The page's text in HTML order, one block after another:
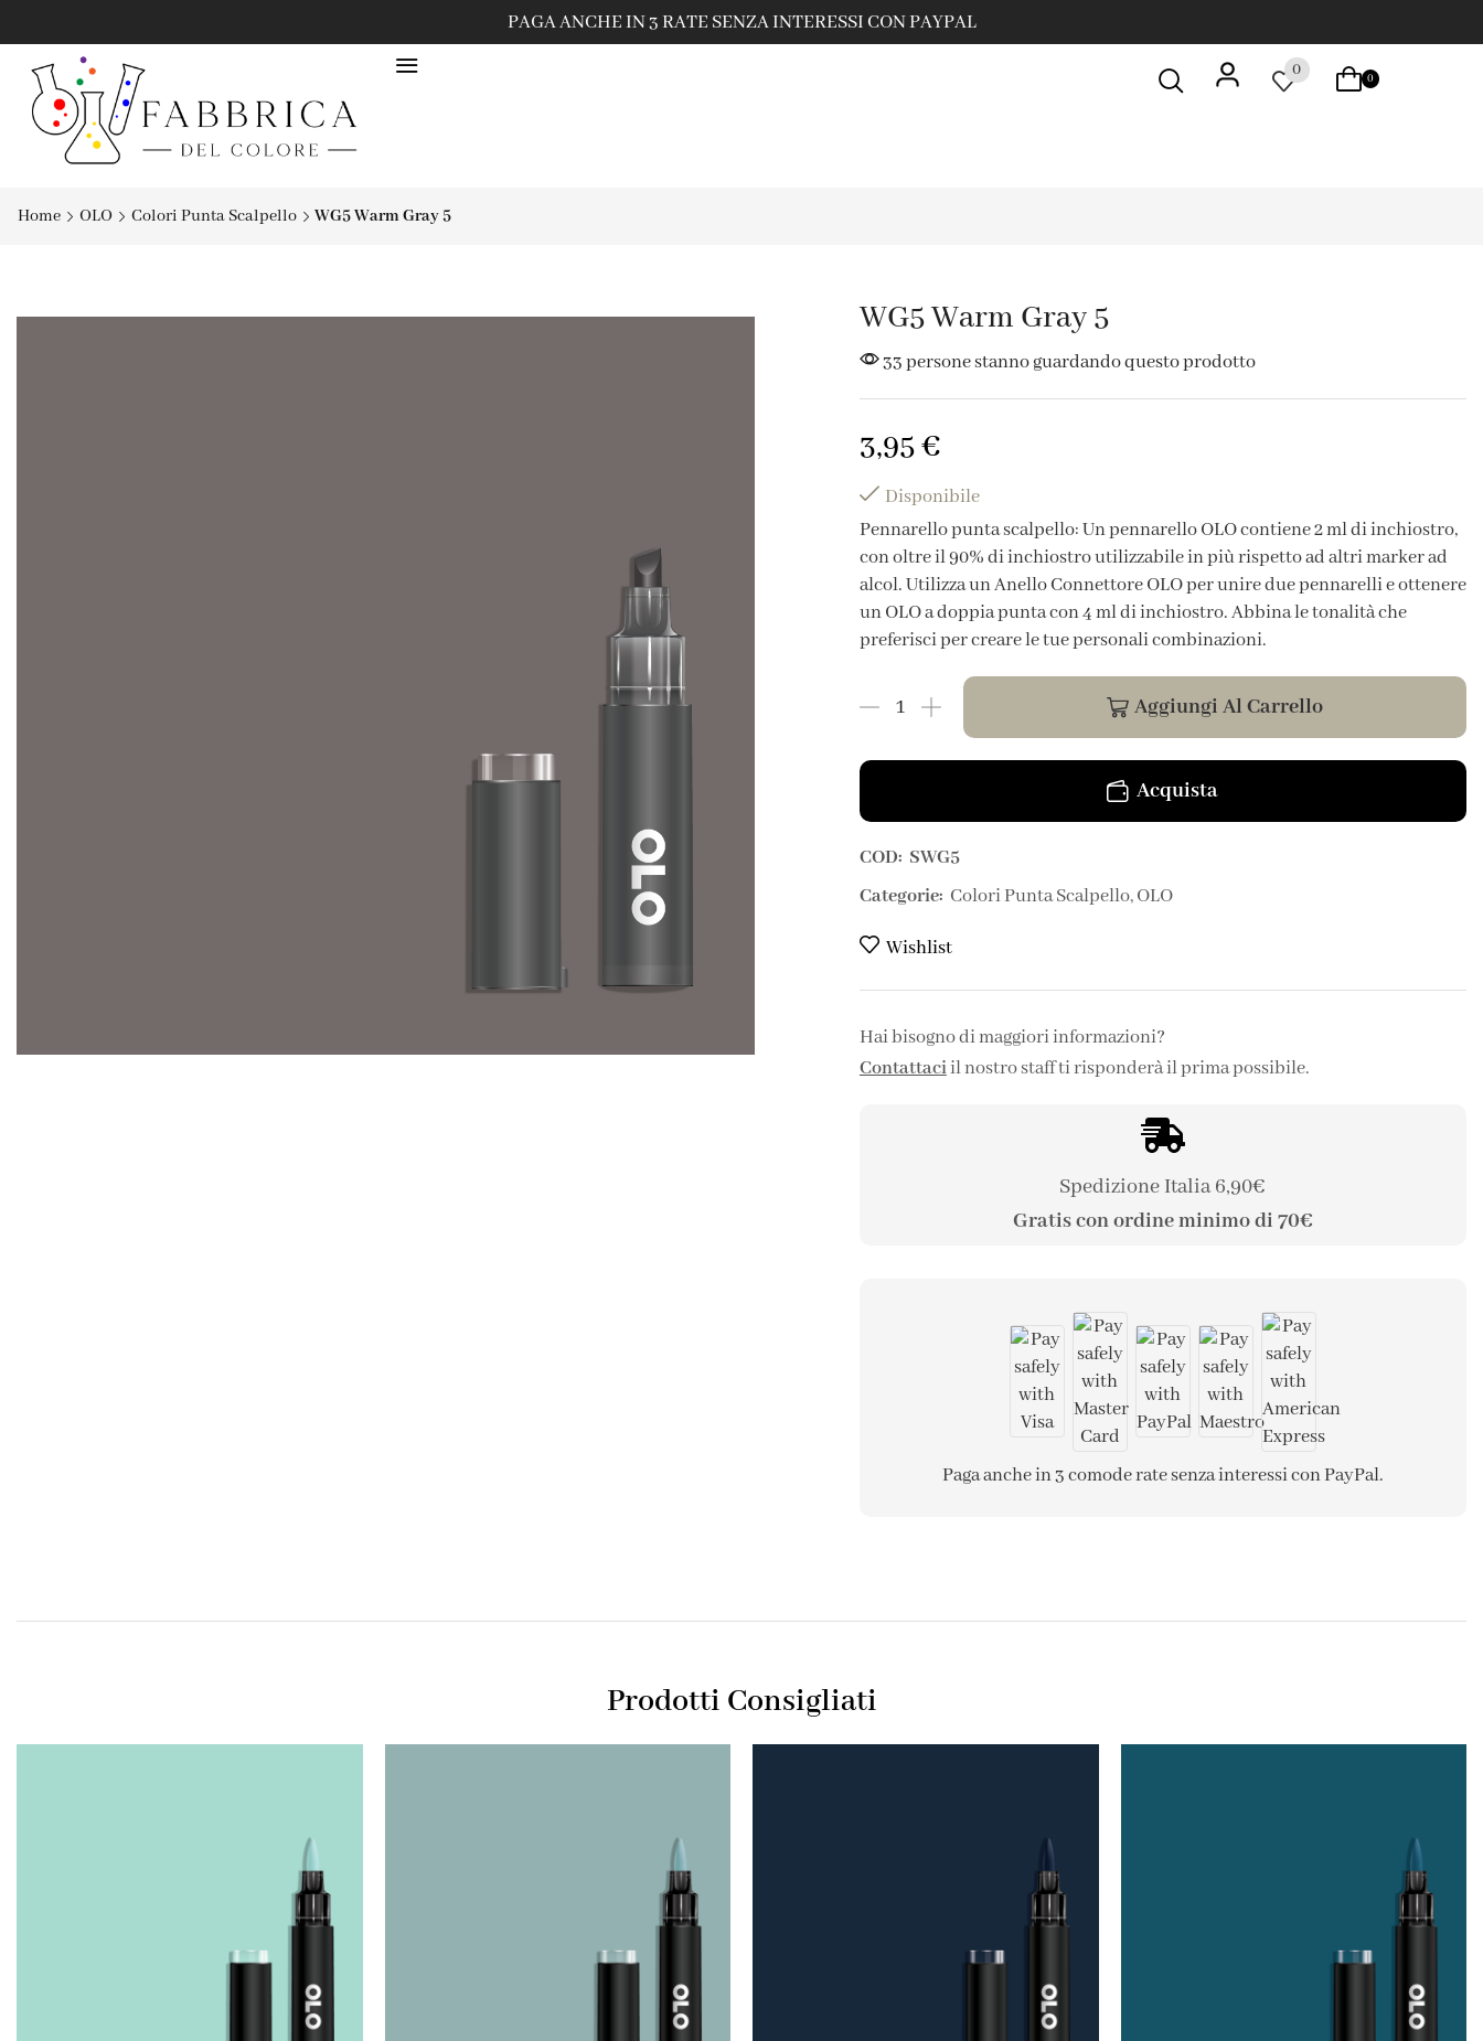
PAGA ANCHE IN 3 RATE SENZA INTERESSI CON PAYPAL
0 0
Home OLO Colori Punta Scalpello WG5 Warm Gray 5
WG5 Warm Gray 5
33 persone stanno guardando questo prodotto
3,95€
Disponibile
Pennarello punta scalpello: Un pennarello OLO contiene 2 ml di inchiostro,
con oltre il 90% di inchiostro utilizzabile in più rispetto ad altri marker ad
alcol. Utilizza un Anello Connettore OLO per unire due pennarelli e ottenere
un OLO a doppia punta con 4 ml di inchiostro. Abbina le tonalità che
preferisci per creare le tue personali combinazioni.
Aggiungi Al Carrello
Acquista
COD: SWG5
Categorie: Colori Punta Scalpello,OLO
Wishlist
Hai bisogno di maggiori informazioni?
Contattaciil nostro staff ti risponderà il prima possibile.
Spedizione Italia 6,90€
Gratis con ordine minimo di 70€
Paga anche in 3 comode rate senza interessi con PayPal.
Prodotti Consigliati